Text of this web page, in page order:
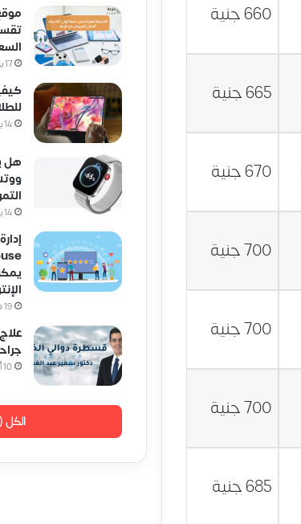
660 جنية
665 جنية
670 جنية
700 جنية
700 جنية
700 جنية
685 جنية
17 يناير، 2025
14 يناير، 2025
هل
14 يناير، 2025
19 ديسمبر، 2024
10 أكتوبر، 2024
الكل